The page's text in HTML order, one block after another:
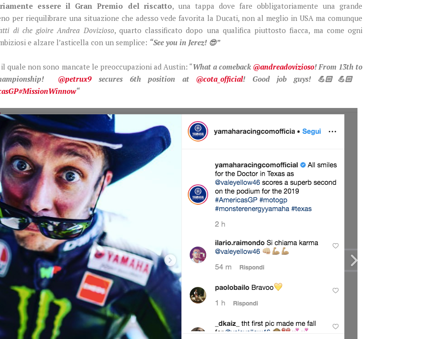
essere il Gran Premio del riscatto, una tappa dove fare obbligatoriamente una grande
per riequilibrare una situazione che adesso vede favorita la Ducati, non al meglio in USA ma comunque
di che gioire Andrea Dovizioso, quarto classificato dopo una qualifica piuttosto fiacca, ma come ogni
e alzare l’asticella con un semplice: “See you in Jerez! 😎”
quale non sono mancate le preoccupazioni ad Austin: “What a comeback @andreadovizioso! From 13th to
@petrux9secures 6th position at @cota_official! Good job guys! 💪🏻💪🏻
#MissionWinnow“